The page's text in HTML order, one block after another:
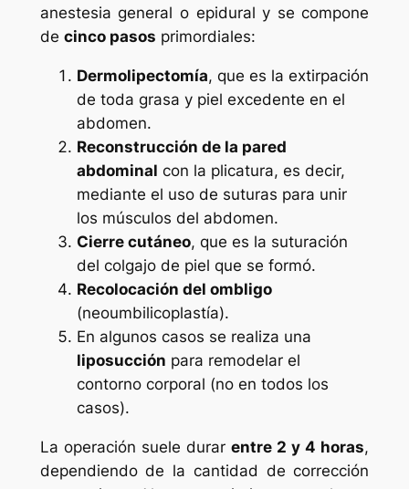
anestesia general o epidural y se compone
de cinco pasos primordiales:
Dermolipectomía, que es la extirpación
de toda grasa y piel excedente en el
abdomen.
Reconstrucción de la pared
abdominal con la plicatura, es decir,
mediante el uso de suturas para unir
los músculos del abdomen.
Cierre cutáneo, que es la suturación
del colgajo de piel que se formó.
Recolocación del ombligo
(neoumbilicoplastía).
En algunos casos se realiza una
liposucción para remodelar el
contorno corporal (no en todos los
casos).
La operación suele durar entre 2 y 4 horas,
dependiendo de la cantidad de corrección